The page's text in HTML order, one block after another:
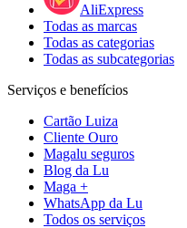
AliExpress
Todas as marcas
Todas as categorias
Todas as subcategorias
Serviços e benefícios
Cartão Luiza
Cliente Ouro
Magalu seguros
Blog da Lu
Maga +
WhatsApp da Lu
Todos os serviços